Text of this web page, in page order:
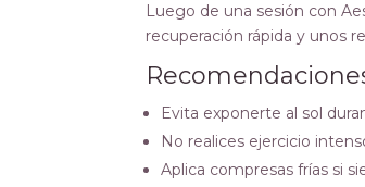
Luego de una sesión con
recuperación rápida y unos
Evita exponerte al sol
No realices ejercicio
Aplica compresas frías si